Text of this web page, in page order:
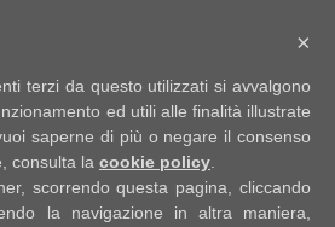
×
terzi da questo utilizzati si avvalgono
ed utili alle finalità illustrate
saperne di più o negare il consenso
consulta la cookie policy
scorrendo questa pagina, cliccando
la navigazione in altra maniera,